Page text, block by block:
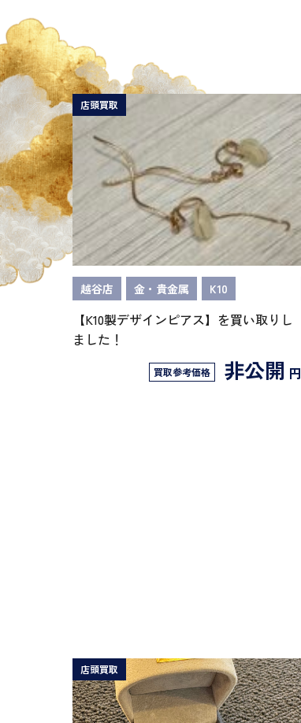
店頭買取
越谷店 金・貴金属 K10
【K10製デザインピアス】を買い取りし
ました！
買取参考価格 非公開 円
店頭買取